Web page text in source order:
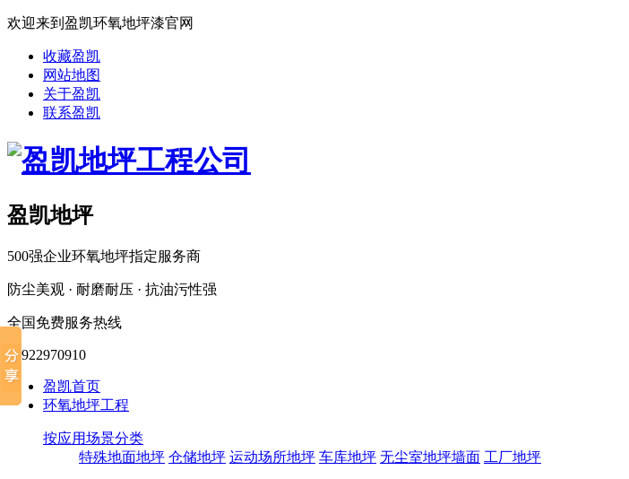
欢迎来到盈凯环氧地坪漆官网
收藏盈凯
网站地图
关于盈凯
联系盈凯
盈凯地坪
500强企业环氧地坪指定服务商
防尘美观 · 耐磨耐压 · 抗油污性强
全国免费服务热线
18922970910
盈凯首页
环氧地坪工程
按应用场景分类
特殊地面地坪 仓储地坪 运动场所地坪 车库地坪 无尘室地坪墙面 工厂地坪